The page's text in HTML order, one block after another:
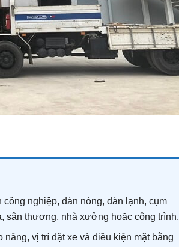
nghiệp, dàn nóng, dàn lạnh, cụm
sân thượng, nhà xưởng hoặc công trình.
vị trí đặt xe và điều kiện mặt bằng